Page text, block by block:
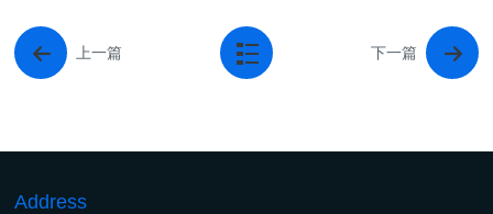
上一篇 下一篇
Address